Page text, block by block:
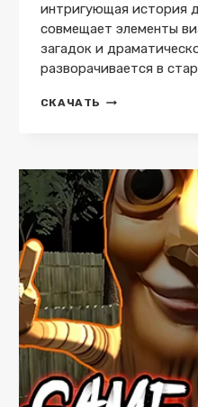
интригующая история
совмещает элементы
загадок и
разворачивается в
СКАЧАТЬ GRANDMAS